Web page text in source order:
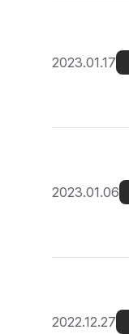
2023.01.17
2023.01.06
2022.12.27